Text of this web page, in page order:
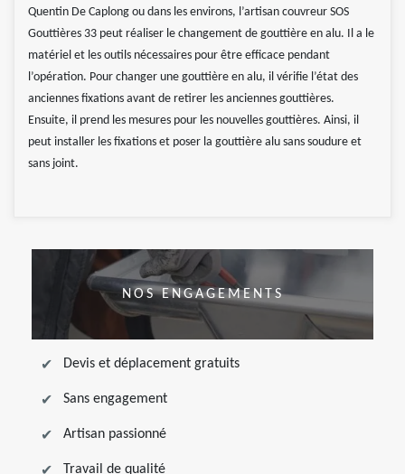
Quentin De Caplong ou dans les environs, l’artisan couvreur SOS
Gouttières 33 peut réaliser le changement de gouttière en alu. Il a le
matériel et les outils nécessaires pour être efficace pendant
l’opération. Pour changer une gouttière en alu, il vérifie l’état des
anciennes fixations avant de retirer les anciennes gouttières.
Ensuite, il prend les mesures pour les nouvelles gouttières. Ainsi, il
peut installer les fixations et poser la gouttière alu sans soudure et
sans joint.
NOS ENGAGEMENTS
Devis et déplacement gratuits
Sans engagement
Artisan passionné
Travail de qualité